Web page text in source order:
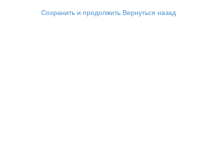
Сохранить и продолжить Вернуться назад